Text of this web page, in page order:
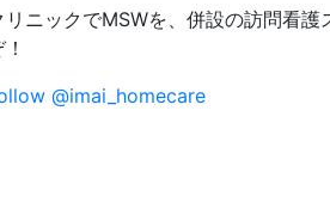
リニックでMSWを、併設の訪問看
@imai_homecare